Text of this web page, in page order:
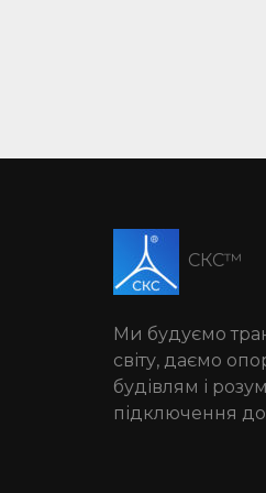
СКС™
Ми будуємо
світу, даємо
будівлям і
підключення